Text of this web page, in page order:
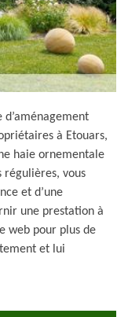
d’aménagement
à Etouars,
haie ornementale
régulières, vous
et d’une
une prestation à
web pour plus de
et lui